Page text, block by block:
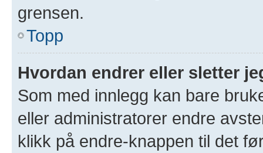
grensen.
Topp
Hvordan endrer eller sletter
Som med innlegg kan bare
eller administratorer endre
klikk på endre-knappen til det